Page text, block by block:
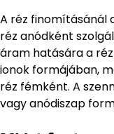
A réz finomításánál
réz anódként
áram hatására a
ionok formájában,
réz fémként. A
vagy anódiszap